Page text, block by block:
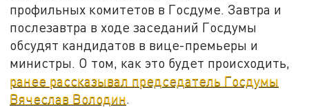
профильных комитетов в Госдуме. Завтра и
послезавтра в ходе заседаний Госдумы
обсудят кандидатов в вице-премьеры и
министры. О том, как это будет происходить,
ранее рассказывал председатель Госдумы
Вячеслав Володин